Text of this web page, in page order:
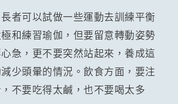
者可以試做一些運動去訓練平衡
和練習瑜伽，但要留意轉動姿勢
急，更不要突然站起來，養成這
少頭暈的情況。飲食方面，要注
不要吃得太鹹，也不要喝太多